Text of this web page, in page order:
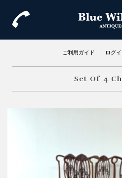
ご利用ガイド ログ
Set Of 4